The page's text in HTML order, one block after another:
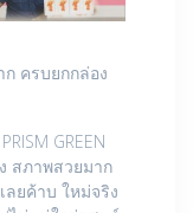
ก ครบยกกล่อง
GREEN
สภาพสวยมาก
ลยค้าบ ใหม่จริง